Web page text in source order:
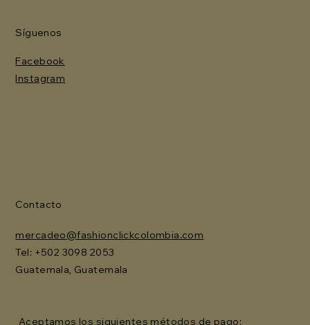
Síguenos
Facebook
Instagram
Contacto
mercadeo@fashionclickcolombia.com
Tel: ‪+502 3098 2053‬
Guatemala, Guatemala
Aceptamos los siguientes métodos de pago: